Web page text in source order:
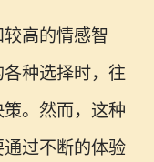
高的情感智
种选择时，往
。然而，这种
过不断的体验